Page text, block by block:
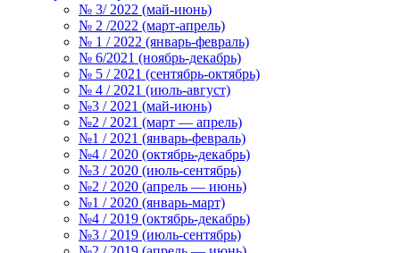
№ 3/ 2022 (май-июнь)
№ 2 /2022 (март-апрель)
№ 1 / 2022 (январь-февраль)
№ 6/2021 (ноябрь-декабрь)
№ 5 / 2021 (сентябрь-октябрь)
№ 4 / 2021 (июль-август)
№3 / 2021 (май-июнь)
№2 / 2021 (март — апрель)
№1 / 2021 (январь-февраль)
№4 / 2020 (октябрь-декабрь)
№3 / 2020 (июль-сентябрь)
№2 / 2020 (апрель — июнь)
№1 / 2020 (январь-март)
№4 / 2019 (октябрь-декабрь)
№3 / 2019 (июль-сентябрь)